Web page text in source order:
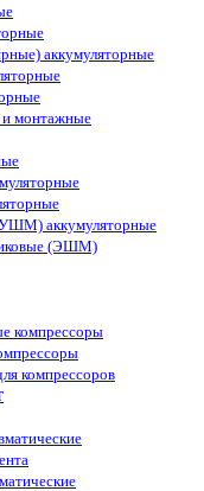
аккумуляторные
и монтажные
аккумуляторные
(ЭШМ)
компрессоры
компрессоров